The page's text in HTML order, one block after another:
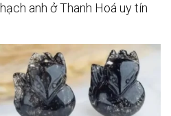
anh ở Thanh Hoá uy tín